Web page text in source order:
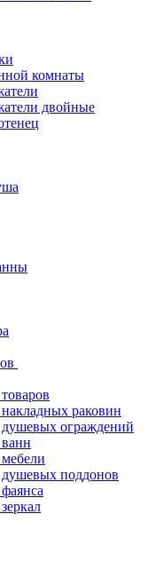
комнаты
двойные
раковин
ограждений
поддонов